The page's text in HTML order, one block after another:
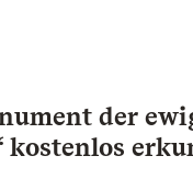
der
kostenlos